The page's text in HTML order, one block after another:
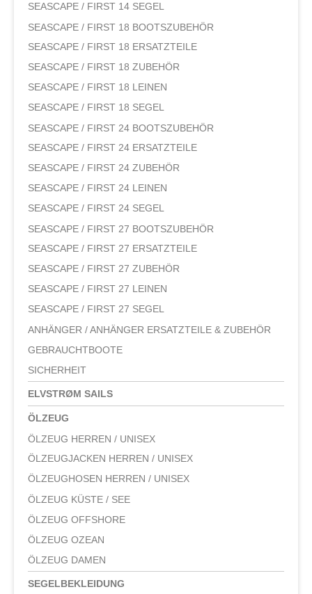
SEASCAPE / FIRST 14 SEGEL
SEASCAPE / FIRST 18 BOOTSZUBEHÖR
SEASCAPE / FIRST 18 ERSATZTEILE
SEASCAPE / FIRST 18 ZUBEHÖR
SEASCAPE / FIRST 18 LEINEN
SEASCAPE / FIRST 18 SEGEL
SEASCAPE / FIRST 24 BOOTSZUBEHÖR
SEASCAPE / FIRST 24 ERSATZTEILE
SEASCAPE / FIRST 24 ZUBEHÖR
SEASCAPE / FIRST 24 LEINEN
SEASCAPE / FIRST 24 SEGEL
SEASCAPE / FIRST 27 BOOTSZUBEHÖR
SEASCAPE / FIRST 27 ERSATZTEILE
SEASCAPE / FIRST 27 ZUBEHÖR
SEASCAPE / FIRST 27 LEINEN
SEASCAPE / FIRST 27 SEGEL
ANHÄNGER / ANHÄNGER ERSATZTEILE & ZUBEHÖR
GEBRAUCHTBOOTE
SICHERHEIT
ELVSTRØM SAILS
ÖLZEUG
ÖLZEUG HERREN / UNISEX
ÖLZEUGJACKEN HERREN / UNISEX
ÖLZEUGHOSEN HERREN / UNISEX
ÖLZEUG KÜSTE / SEE
ÖLZEUG OFFSHORE
ÖLZEUG OZEAN
ÖLZEUG DAMEN
SEGELBEKLEIDUNG